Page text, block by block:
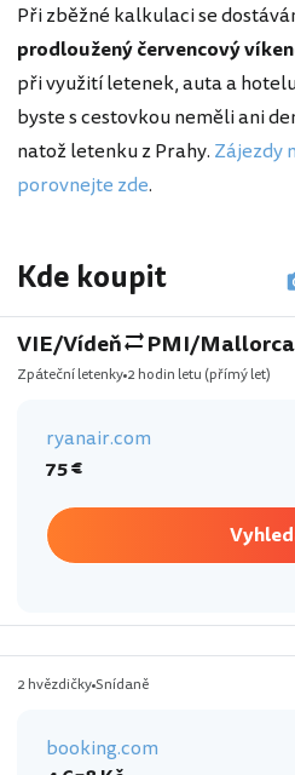
Při zběžné kalkulaci se
prodloužený červencový
při využití letenek, auta a
byste s cestovkou neměli ani
natož letenku z Prahy. Zájezdy
porovnejte zde.
Kde koupit
VIE/Vídeň PMI/Mallorca
Zpáteční letenky 2 hodin letu (přímý let)
ryanair.com
75 €
2 hvězdičkySnídaně
booking.com